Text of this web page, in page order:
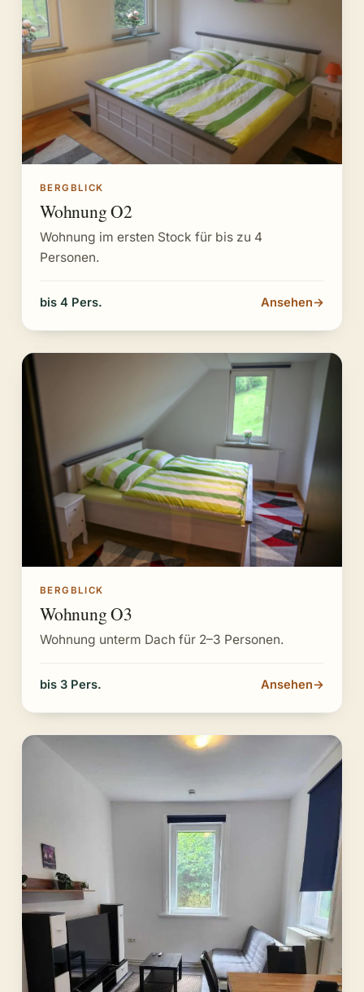
BERGBLICK
Wohnung O2
Wohnung im ersten Stock für bis zu 4
Personen.
bis 4 Pers. Ansehen→
BERGBLICK
Wohnung O3
Wohnung unterm Dach für 2–3 Personen.
bis 3 Pers. Ansehen→